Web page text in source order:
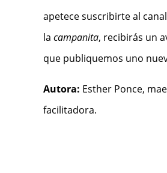
apetece suscribirte al
la campanita, recibirás un
que publiquemos uno
Autora: Esther Ponce,
facilitadora.